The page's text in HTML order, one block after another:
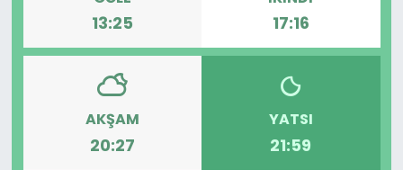
13:25 17:16
AKŞAM
20:27
YATSI
21:59